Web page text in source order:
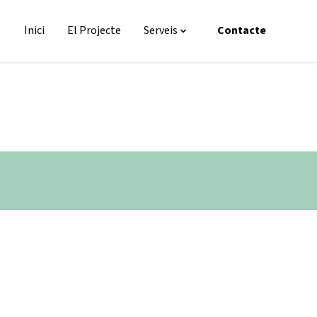
Inici El Projecte Serveis Contacte